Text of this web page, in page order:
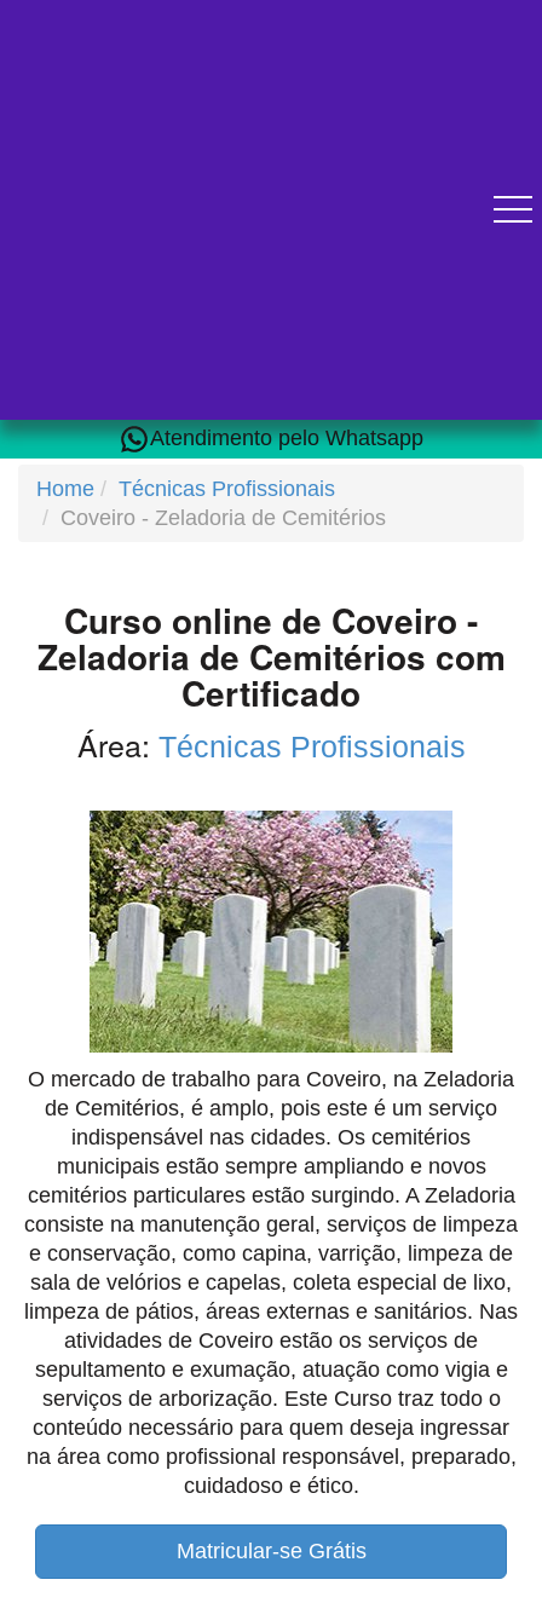
Atendimento pelo Whatsapp
Home
Técnicas Profissionais
Coveiro - Zeladoria de Cemitérios
Curso online de Coveiro -
Zeladoria de Cemitérios com
Certificado
Área: Técnicas Profissionais
O mercado de trabalho para Coveiro, na Zeladoria
de Cemitérios, é amplo, pois este é um serviço
indispensável nas cidades. Os cemitérios
municipais estão sempre ampliando e novos
cemitérios particulares estão surgindo. A Zeladoria
consiste na manutenção geral, serviços de limpeza
e conservação, como capina, varrição, limpeza de
sala de velórios e capelas, coleta especial de lixo,
limpeza de pátios, áreas externas e sanitários. Nas
atividades de Coveiro estão os serviços de
sepultamento e exumação, atuação como vigia e
serviços de arborização. Este Curso traz todo o
conteúdo necessário para quem deseja ingressar
na área como profissional responsável, preparado,
cuidadoso e ético.
Matricular-se Grátis